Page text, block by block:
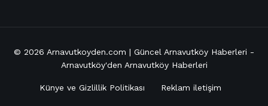
© 2026 Arnavutkoyden.com | Güncel Arnavutköy Haberleri -
Arnavutköy'den Arnavutköy Haberleri
Künye ve Gizlillik Politikası Reklam iletişim